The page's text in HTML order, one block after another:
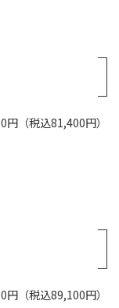
円（税込81,400円）
円（税込89,100円）